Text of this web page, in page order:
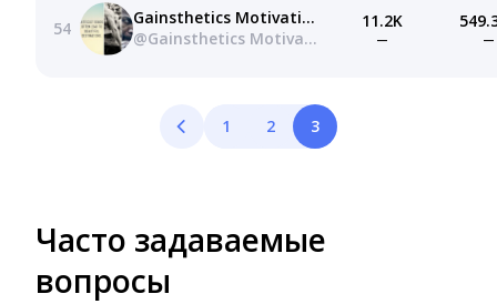
54
Gainsthetics Motivation
@Gainsthetics Motivation
11.2K
— —
1 2 3
Часто задаваемые
вопросы